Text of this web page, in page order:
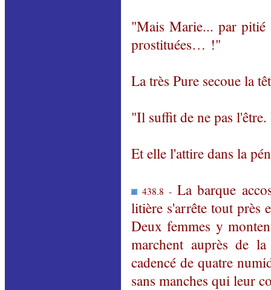
"Mais Marie... par
prostituées… !"
La très Pure secoue la
"Il suffit de ne pas
Et elle l'attire dans la
438.8 - La barque
litière s'arrête tout près
Deux femmes y
marchent auprès de
cadencé de quatre
sans manches qui leur